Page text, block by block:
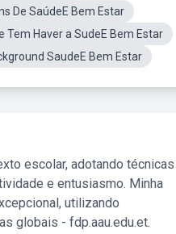
De SaúdeE Bem Estar
Tem Haver a SudeE Bem Estar
SaudeE Bem Estar
escolar, adotando técnicas
e entusiasmo. Minha
utilizando
globais - fdp.aau.edu.et.